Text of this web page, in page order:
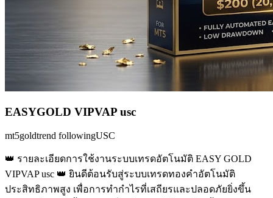
EASYGOLD VIPVAP usc
mt5goldtrend followingUSC
👑 รายละเอียดการใช้งานระบบเทรดอัตโนมัติ EASY GOLD
VIPVAP usc 👑 ยินดีต้อนรับสู่ระบบเทรดทองคำอัตโนมัติ
ประสิทธิภาพสูง เพื่อการทำกำไรที่เสถียรและปลอดภัยยิ่งขึ้น